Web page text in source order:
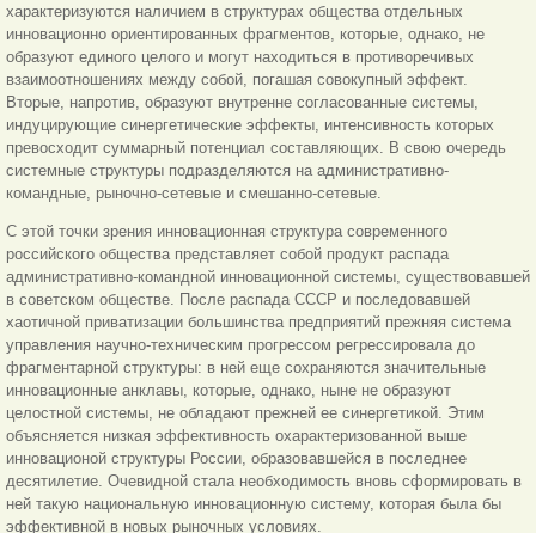
характеризуются наличием в структурах общества отдельных
инновационно ориентированных фрагментов, которые, однако, не
образуют единого целого и могут находиться в противоречивых
взаимоотношениях между собой, погашая совокупный эффект.
Вторые, напротив, образуют внутренне согласованные системы,
индуцирующие синергетические эффекты, интенсивность которых
превосходит суммарный потенциал составляющих. В свою очередь
системные структуры подразделяются на административно-
командные, рыночно-сетевые и смешанно-сетевые.
С этой точки зрения инновационная структура современного
российского общества представляет собой продукт распада
административно-командной инновационной системы, существовавшей
в советском обществе. После распада СССР и последовавшей
хаотичной приватизации большинства предприятий прежняя система
управления научно-техническим прогрессом регрессировала до
фрагментарной структуры: в ней еще сохраняются значительные
инновационные анклавы, которые, однако, ныне не образуют
целостной системы, не обладают прежней ее синергетикой. Этим
объясняется низкая эффективность охарактеризованной выше
инновационой структуры России, образовавшейся в последнее
десятилетие. Очевидной стала необходимость вновь сформировать в
ней такую национальную инновационную систему, которая была бы
эффективной в новых рыночных условиях.